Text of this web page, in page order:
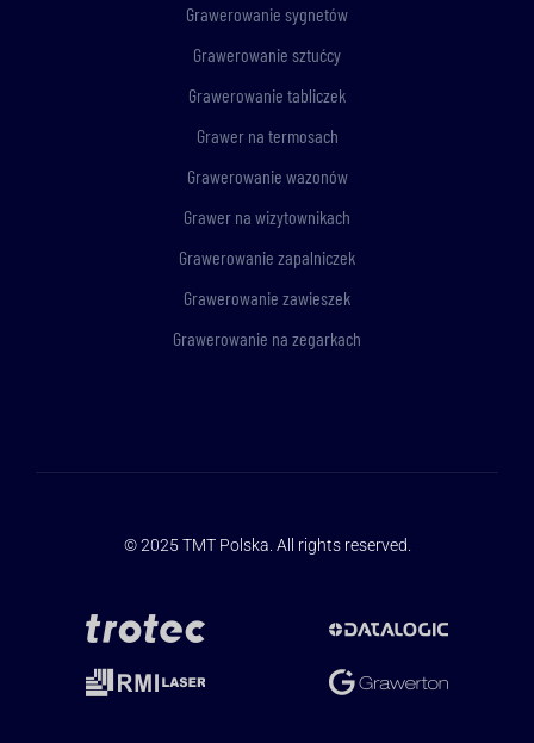
Grawerowanie sygnetów
Grawerowanie sztućcy
Grawerowanie tabliczek
Grawer na termosach
Grawerowanie wazonów
Grawer na wizytownikach
Grawerowanie zapalniczek
Grawerowanie zawieszek
Grawerowanie na zegarkach
© 2025 TMT Polska . All rights reserved.